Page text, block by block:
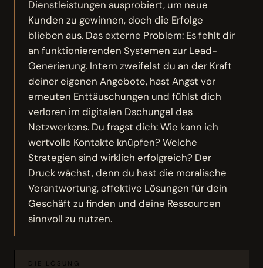
Dienstleistungen ausprobiert, um neue
Kunden zu gewinnen, doch die Erfolge
blieben aus. Das externe Problem: Es fehlt dir
an funktionierenden Systemen zur Lead-
Generierung. Intern zweifelst du an der Kraft
deiner eigenen Angebote, hast Angst vor
erneuten Enttäuschungen und fühlst dich
verloren im digitalen Dschungel des
Netzwerkens. Du fragst dich: Wie kann ich
wertvolle Kontakte knüpfen? Welche
Strategien sind wirklich erfolgreich? Der
Druck wächst, denn du hast die moralische
Verantwortung, effektive Lösungen für dein
Geschäft zu finden und deine Ressourcen
sinnvoll zu nutzen.
DIE LÖSUNG